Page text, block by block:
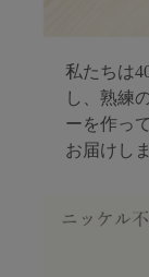
私たちは
し、熟練
ーを作っ
お届けし